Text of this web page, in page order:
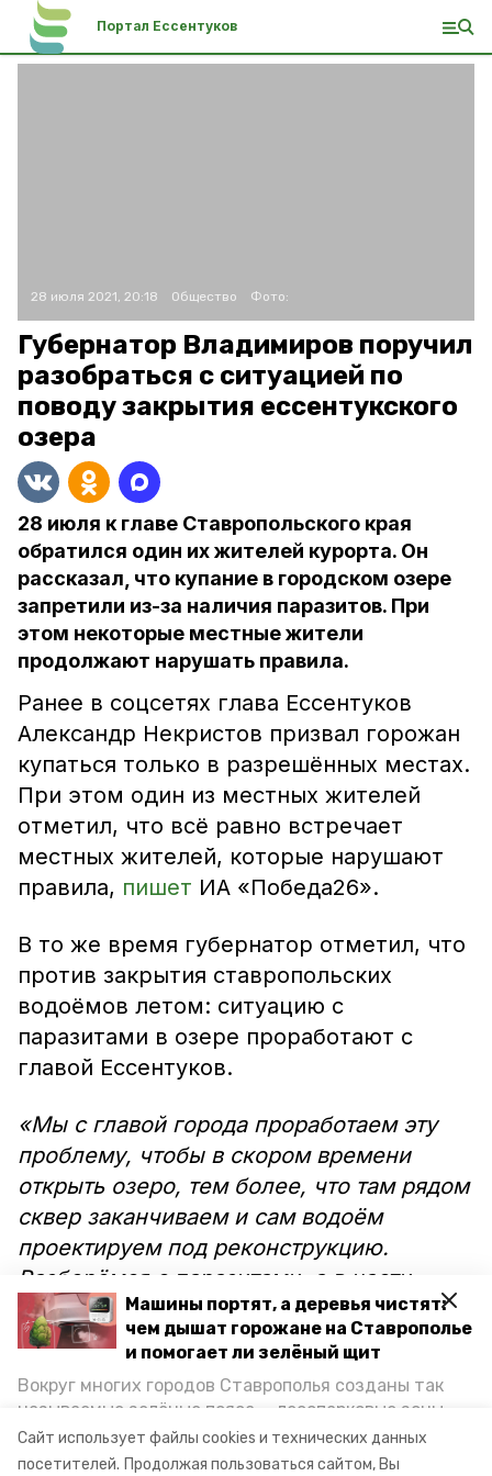
Сайт использует файлы cookies и технических данных
посетителей. Продолжая пользоваться сайтом, Вы
Машины портят, а деревья чистят:
чем дышат горожане на Ставрополье
и помогает ли зелёный щит
Вокруг многих городов Ставрополья созданы так
называемые зелёные пояса — лесопарковые зоны,
снижающие негативное воздействие выхлопных
газов на атмосферу. Справляются ли они с
Портал Ессентуков
28 июля 2021, 20:18 Общество Фото:
Губернатор Владимиров поручил
разобраться с ситуацией по
поводу закрытия ессентукского
озера
28 июля к главе Ставропольского края
обратился один их жителей курорта. Он
рассказал, что купание в городском озере
запретили из-за наличия паразитов. При
этом некоторые местные жители
продолжают нарушать правила.
Ранее в соцсетях глава Ессентуков
Александр Некристов призвал горожан
купаться только в разрешённых местах.
При этом один из местных жителей
отметил, что всё равно встречает
местных жителей, которые нарушают
правила, пишет ИА «Победа26».
В то же время губернатор отметил, что
против закрытия ставропольских
водоёмов летом: ситуацию с
паразитами в озере проработают с
главой Ессентуков.
«Мы с главой города проработаем эту
проблему, чтобы в скором времени
открыть озеро, тем более, что там рядом
сквер заканчиваем и сам водоём
проектируем под реконструкцию.
Разберёмся с паразитами, а в части
сроков и добавления аудиовизуализации
— по итогам прямой линии дам
Ессентуков с ситуацией справится и эти
вопросы закроет», — рассказал
Владимир Владимиров.